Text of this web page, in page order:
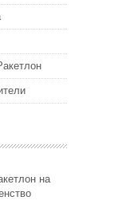
на